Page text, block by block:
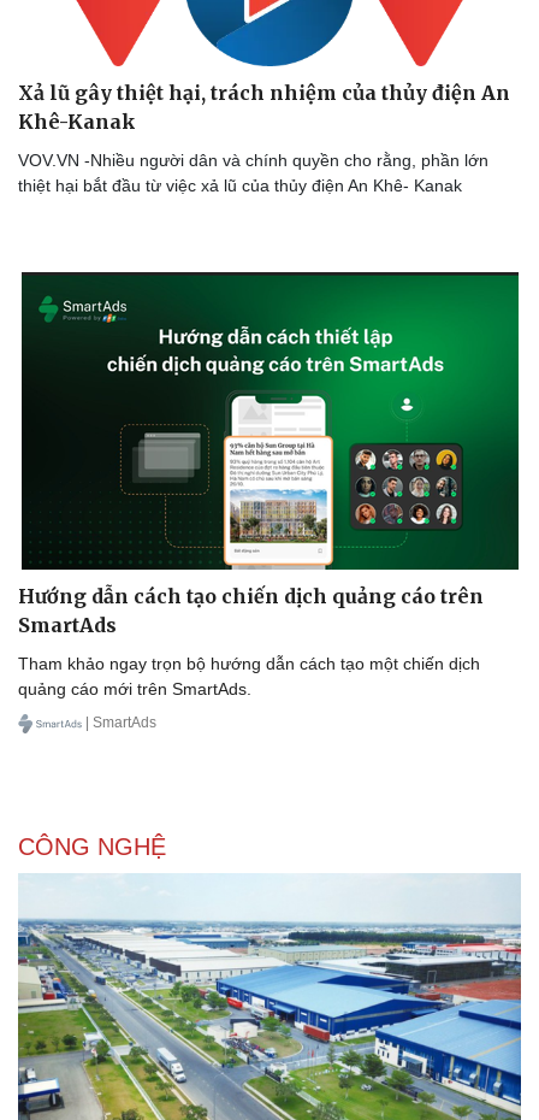
Sân khấu - Điện ảnh
Giải trí
Nghệ sĩ
Thời trang
Sao Việt
Xả lũ gây thiệt hại, trách nhiệm của thủy điện An
Khê-Kanak
VOV.VN -Nhiều người dân và chính quyền cho rằng, phần lớn
thiệt hại bắt đầu từ việc xả lũ của thủy điện An Khê- Kanak
Hướng dẫn cách tạo chiến dịch quảng cáo trên
SmartAds
Tham khảo ngay trọn bộ hướng dẫn cách tạo một chiến dịch
quảng cáo mới trên SmartAds.
| SmartAds
CÔNG NGHỆ